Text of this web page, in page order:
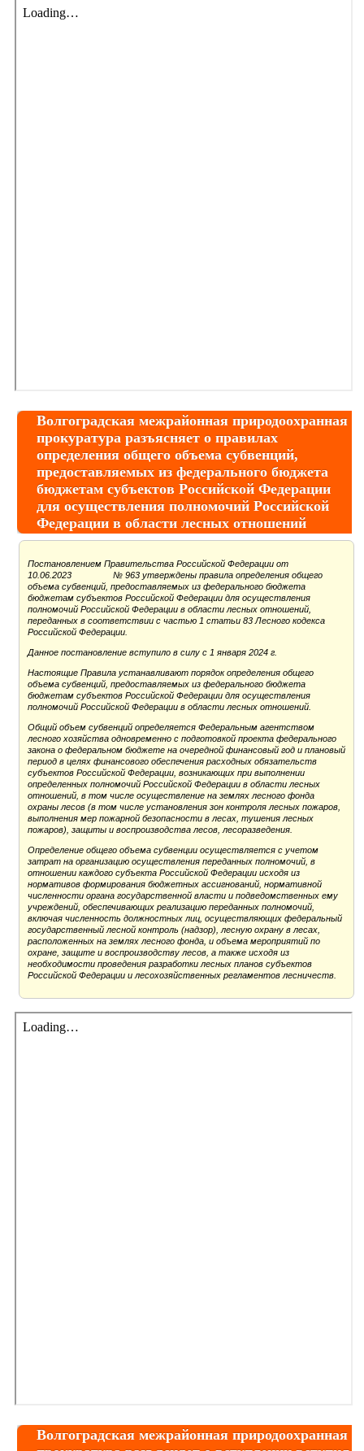
Волгоградская межрайонная природоохранная
прокуратура разъясняет о правилах
определения общего объема субвенций,
предоставляемых из федерального бюджета
бюджетам субъектов Российской Федерации
для осуществления полномочий Российской
Федерации в области лесных отношений
Постановлением Правительства Российской Федерации от
10.06.2023 № 963 утверждены правила определения общего
объема субвенций, предоставляемых из федерального бюджета
бюджетам субъектов Российской Федерации для осуществления
полномочий Российской Федерации в области лесных отношений,
переданных в соответствии с частью 1 статьи 83 Лесного кодекса
Российской Федерации.
Данное постановление вступило в силу с 1 января 2024 г.
Настоящие Правила устанавливают порядок определения общего
объема субвенций, предоставляемых из федерального бюджета
бюджетам субъектов Российской Федерации для осуществления
полномочий Российской Федерации в области лесных отношений.
Общий объем субвенций определяется Федеральным агентством
лесного хозяйства одновременно с подготовкой проекта федерального
закона о федеральном бюджете на очередной финансовый год и плановый
период в целях финансового обеспечения расходных обязательств
субъектов Российской Федерации, возникающих при выполнении
определенных полномочий Российской Федерации в области лесных
отношений, в том числе осуществление на землях лесного фонда
охраны лесов (в том числе установления зон контроля лесных пожаров,
выполнения мер пожарной безопасности в лесах, тушения лесных
пожаров), защиты и воспроизводства лесов, лесоразведения.
Определение общего объема субвенции осуществляется с учетом
затрат на организацию осуществления переданных полномочий, в
отношении каждого субъекта Российской Федерации исходя из
нормативов формирования бюджетных ассигнований, нормативной
численности органа государственной власти и подведомственных ему
учреждений, обеспечивающих реализацию переданных полномочий,
включая численность должностных лиц, осуществляющих федеральный
государственный лесной контроль (надзор), лесную охрану в лесах,
расположенных на землях лесного фонда, и объема мероприятий по
охране, защите и воспроизводству лесов, а также исходя из
необходимости проведения разработки лесных планов субъектов
Российской Федерации и лесохозяйственных регламентов лесничеств.
Волгоградская межрайонная природоохранная